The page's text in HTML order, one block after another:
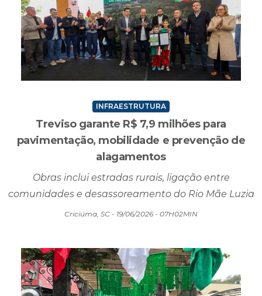
INFRAESTRUTURA
Treviso garante R$ 7,9 milhões para
pavimentação, mobilidade e prevenção de
alagamentos
Obras inclui estradas rurais, ligação entre
comunidades e desassoreamento do Rio Mãe Luzia
Criciúma, SC - 19/06/2026 - 07H02MIN